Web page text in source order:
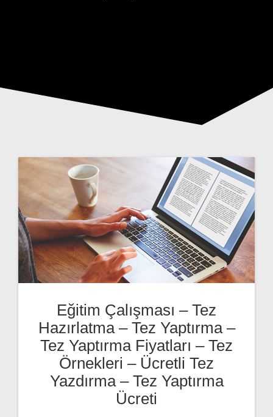
Eğitim Çalışması – Tez
Hazırlatma – Tez Yaptırma –
Tez Yaptırma Fiyatları – Tez
Örnekleri – Ücretli Tez
Yazdırma – Tez Yaptırma
Ücreti